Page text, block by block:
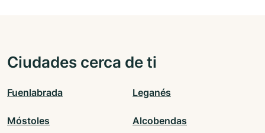
Ciudades cerca de ti
Fuenlabrada Leganés
Móstoles Alcobendas